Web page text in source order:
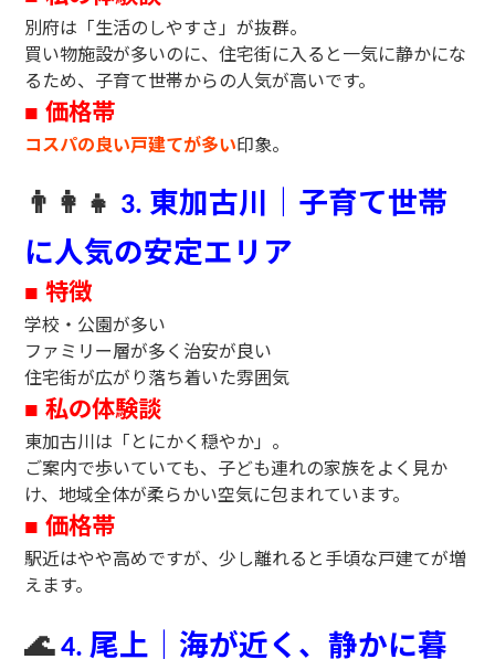
別府は「生活のしやすさ」が抜群。
買い物施設が多いのに、住宅街に入ると一気に静かにな
るため、子育て世帯からの人気が高いです。
■価格帯
コスパの良い戸建てが多い印象。
👨‍👩‍👧 3. 東加古川｜子育て世帯
に人気の安定エリア
■特徴
学校・公園が多い
ファミリー層が多く治安が良い
住宅街が広がり落ち着いた雰囲気
■私の体験談
東加古川は「とにかく穏やか」。
ご案内で歩いていても、子ども連れの家族をよく見か
け、地域全体が柔らかい空気に包まれています。
■価格帯
駅近はやや高めですが、少し離れると手頃な戸建てが増
えます。
🌊 4.尾上｜海が近く、静かに暮